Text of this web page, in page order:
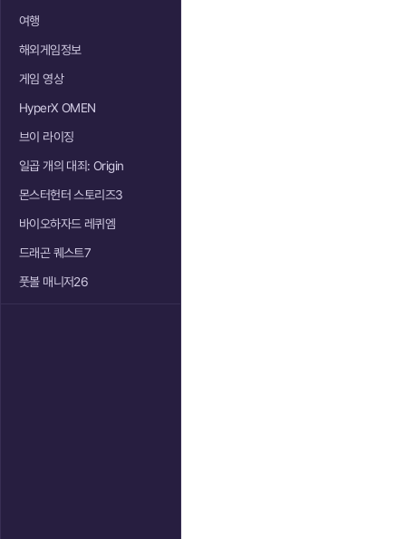
여행
해외게임정보
게임 영상
HyperX OMEN
브이 라이징
일곱 개의 대죄: Origin
몬스터헌터 스토리즈3
바이오하자드 레퀴엠
드래곤 퀘스트7
풋볼 매니저26